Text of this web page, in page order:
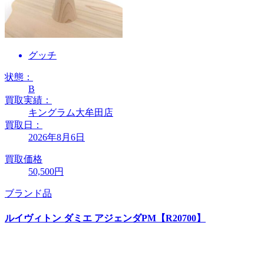
グッチ
状態：
B
買取実績：
キングラム大牟田店
買取日：
2026年8月6日
買取価格
50,500円
ブランド品
ルイヴィトン ダミエ アジェンダPM【R20700】